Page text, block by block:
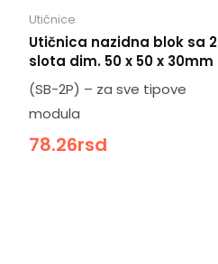
Utičnice
Utičnica nazidna blok sa 2
slota dim. 50 x 50 x 30mm
(SB-2P) – za sve tipove
modula
78.26rsd